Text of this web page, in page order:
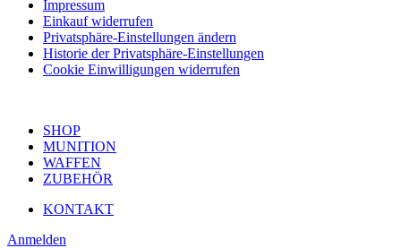
Impressum
Einkauf widerrufen
Privatsphäre-Einstellungen ändern
Historie der Privatsphäre-Einstellungen
Cookie Einwilligungen widerrufen
SHOP
MUNITION
WAFFEN
ZUBEHÖR
KONTAKT
Anmelden